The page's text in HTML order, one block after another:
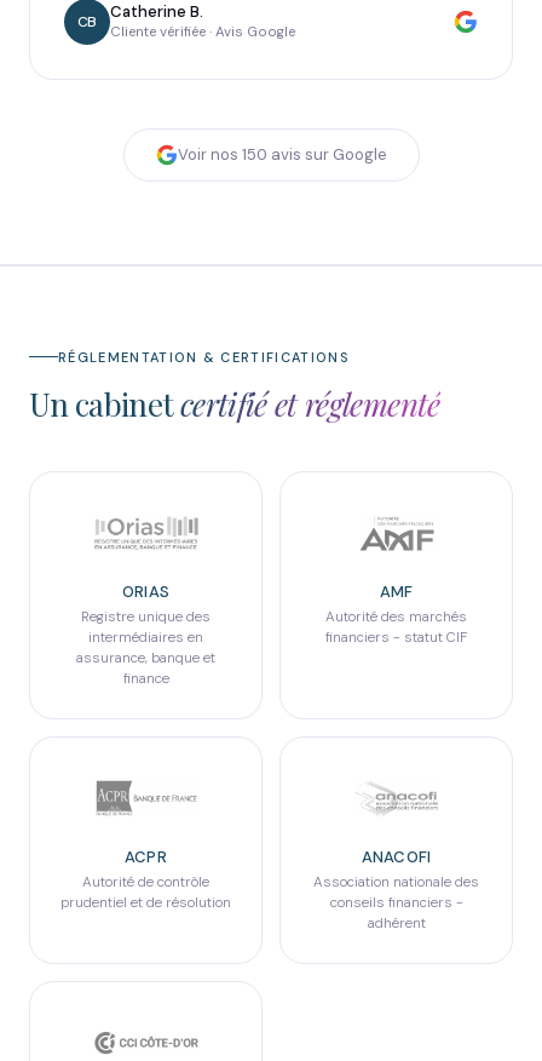
CB Catherine B.
Cliente vérifiée · Avis Google
Voir nos 150 avis sur Google
RÉGLEMENTATION & CERTIFICATIONS
Un cabinetcertifié et réglementé
ORIAS
Registre unique des
intermédiaires en
assurance, banque et
finance
AMF
Autorité des marchés
financiers - statut CIF
ACPR
Autorité de contrôle
prudentiel et de résolution
ANACOFI
Association nationale des
conseils financiers -
adhérent